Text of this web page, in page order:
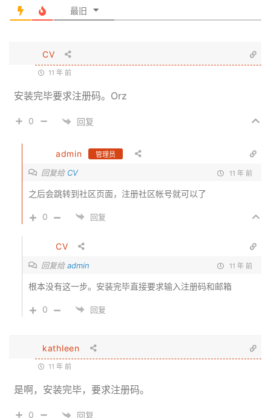
最旧
CV
11 年 前
安装完毕要求注册码。Orz
0 回复
admin 管理员
回复给 CV 11 年 前
之后会跳转到社区页面，注册社区帐号就可以了
0 回复
CV
回复给admin 11 年 前
根本没有这一步。安装完毕直接要求输入注册码和邮箱
0 回复
kathleen
11 年 前
是啊，安装完毕，要求注册码。
0 回复